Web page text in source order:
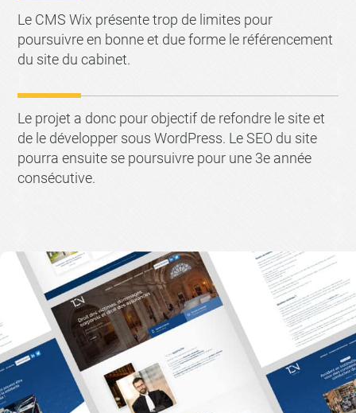
Le CMS Wix présente trop de limites pour
poursuivre en bonne et due forme le référencement
du site du cabinet.
Le projet a donc pour objectif de refondre le site et
de le développer sous WordPress. Le SEO du site
pourra ensuite se poursuivre pour une 3e année
consécutive.